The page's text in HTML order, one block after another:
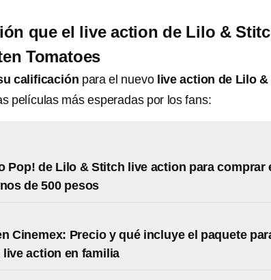
que el live action de Lilo &
Tomatoes
calificación para el nuevo live action de Lilo &
películas más esperadas por los fans:
Pop! de Lilo & Stitch live action para comprar
de 500 pesos
Cinemex: Precio y qué incluye el paquete
action en familia